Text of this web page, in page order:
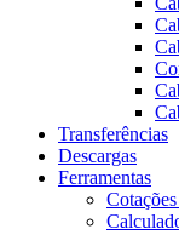
Transferências
Descargas
Ferramentas